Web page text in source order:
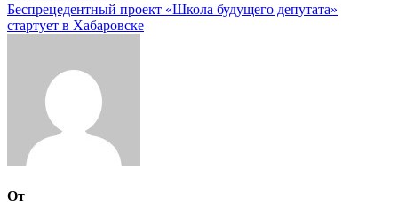
записям
Беспрецедентный проект «Школа будущего депутата»
стартует в Хабаровске
От